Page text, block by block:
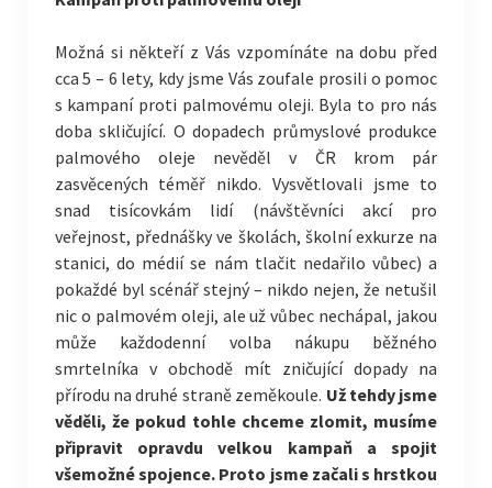
Možná si někteří z Vás vzpomínáte na dobu před
cca 5 – 6 lety, kdy jsme Vás zoufale prosili o pomoc
s kampaní proti palmovému oleji. Byla to pro nás
doba skličující. O dopadech průmyslové produkce
palmového oleje nevěděl v ČR krom pár
zasvěcených téměř nikdo. Vysvětlovali jsme to
snad tisícovkám lidí (návštěvníci akcí pro
veřejnost, přednášky ve školách, školní exkurze na
stanici, do médií se nám tlačit nedařilo vůbec) a
pokaždé byl scénář stejný – nikdo nejen, že netušil
nic o palmovém oleji, ale už vůbec nechápal, jakou
může každodenní volba nákupu běžného
smrtelníka v obchodě mít zničující dopady na
přírodu na druhé straně zeměkoule. Už tehdy jsme
věděli, že pokud tohle chceme zlomit, musíme
připravit opravdu velkou kampaň a spojit
všemožné spojence. Proto jsme začali s hrstkou